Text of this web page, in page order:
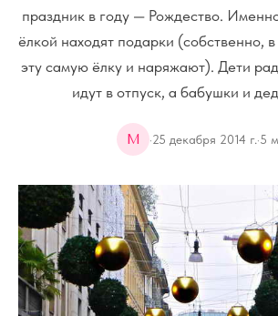
праздник в году — Рождество.
ёлкой находят подарки (собственно,
эту самую ёлку и наряжают). Дети
идут в отпуск, а бабушки и
M ·25 декабря 2014 г.·5